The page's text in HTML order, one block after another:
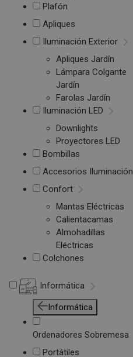
Plafón
Apliques
Iluminación Exterior
Apliques Jardín
Lámpara Colgante
Jardín
Farolas Jardín
Iluminación LED
Downlights
Proyectores LED
Bombillas
Accesorios Iluminación
Confort
Mantas Eléctricas
Calientacamas
Almohadillas
Eléctricas
Colchones
Informática
Informática
Ordenadores Sobremesa
Portátiles